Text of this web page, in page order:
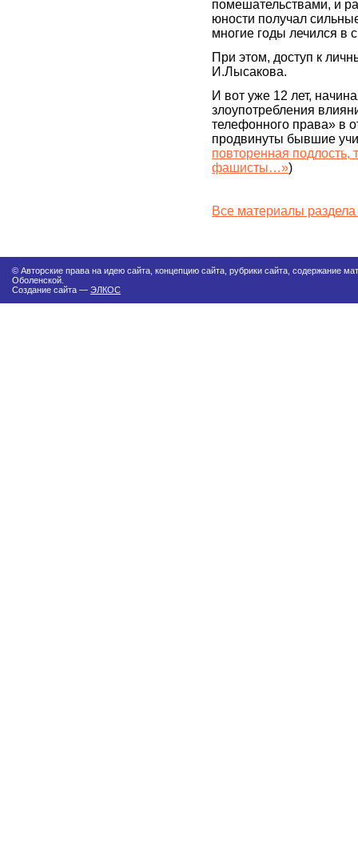
помешательствами, и
юности получал
многие годы лечился в
При этом, доступ к
И.Лысакова.
И вот уже 12 лет,
злоупотребления
телефонного права» в
продвинуты бывшие
повторенная
фашисты…»)
Все материалы
© Авторские права на идею сайта, концепцию сайта, рубрики сайта, содержание
Оболенской.
Создание сайта — ЭЛКОС